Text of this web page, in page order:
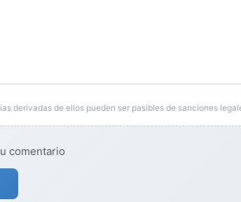
derivadas de ellos pueden ser pasibles de sanciones
comentario